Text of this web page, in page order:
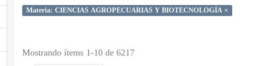
Materia: CIENCIAS AGROPECUARIAS Y BIOTECNOLOGÍA ×
Mostrando ítems 1-10 de 6217